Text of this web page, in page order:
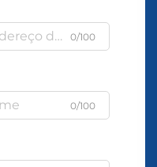
0/100
0/100